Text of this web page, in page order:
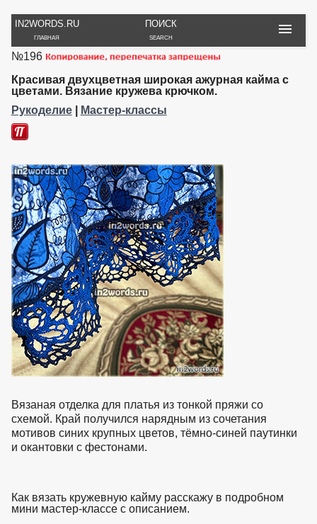
IN2WORDS.RU
ГЛАВНАЯ
ПОИСК
SEARCH
РУКОДЕЛИЕ ТОВАРЫ ПУТЕШЕСТВИЯ
ИГРЫ ОБОИ
№196
Красивая двухцветная широкая ажурная кайма с
цветами. Вязание кружева крючком.
Рукоделие| Мастер-классы
Вязаная отделка для платья из тонкой пряжи со
схемой. Край получился нарядным из сочетания
мотивов синих крупных цветов, тёмно-синей паутинки
и окантовки с фестонами.
Как вязать кружевную кайму расскажу в подробном
мини мастер-классе с описанием.